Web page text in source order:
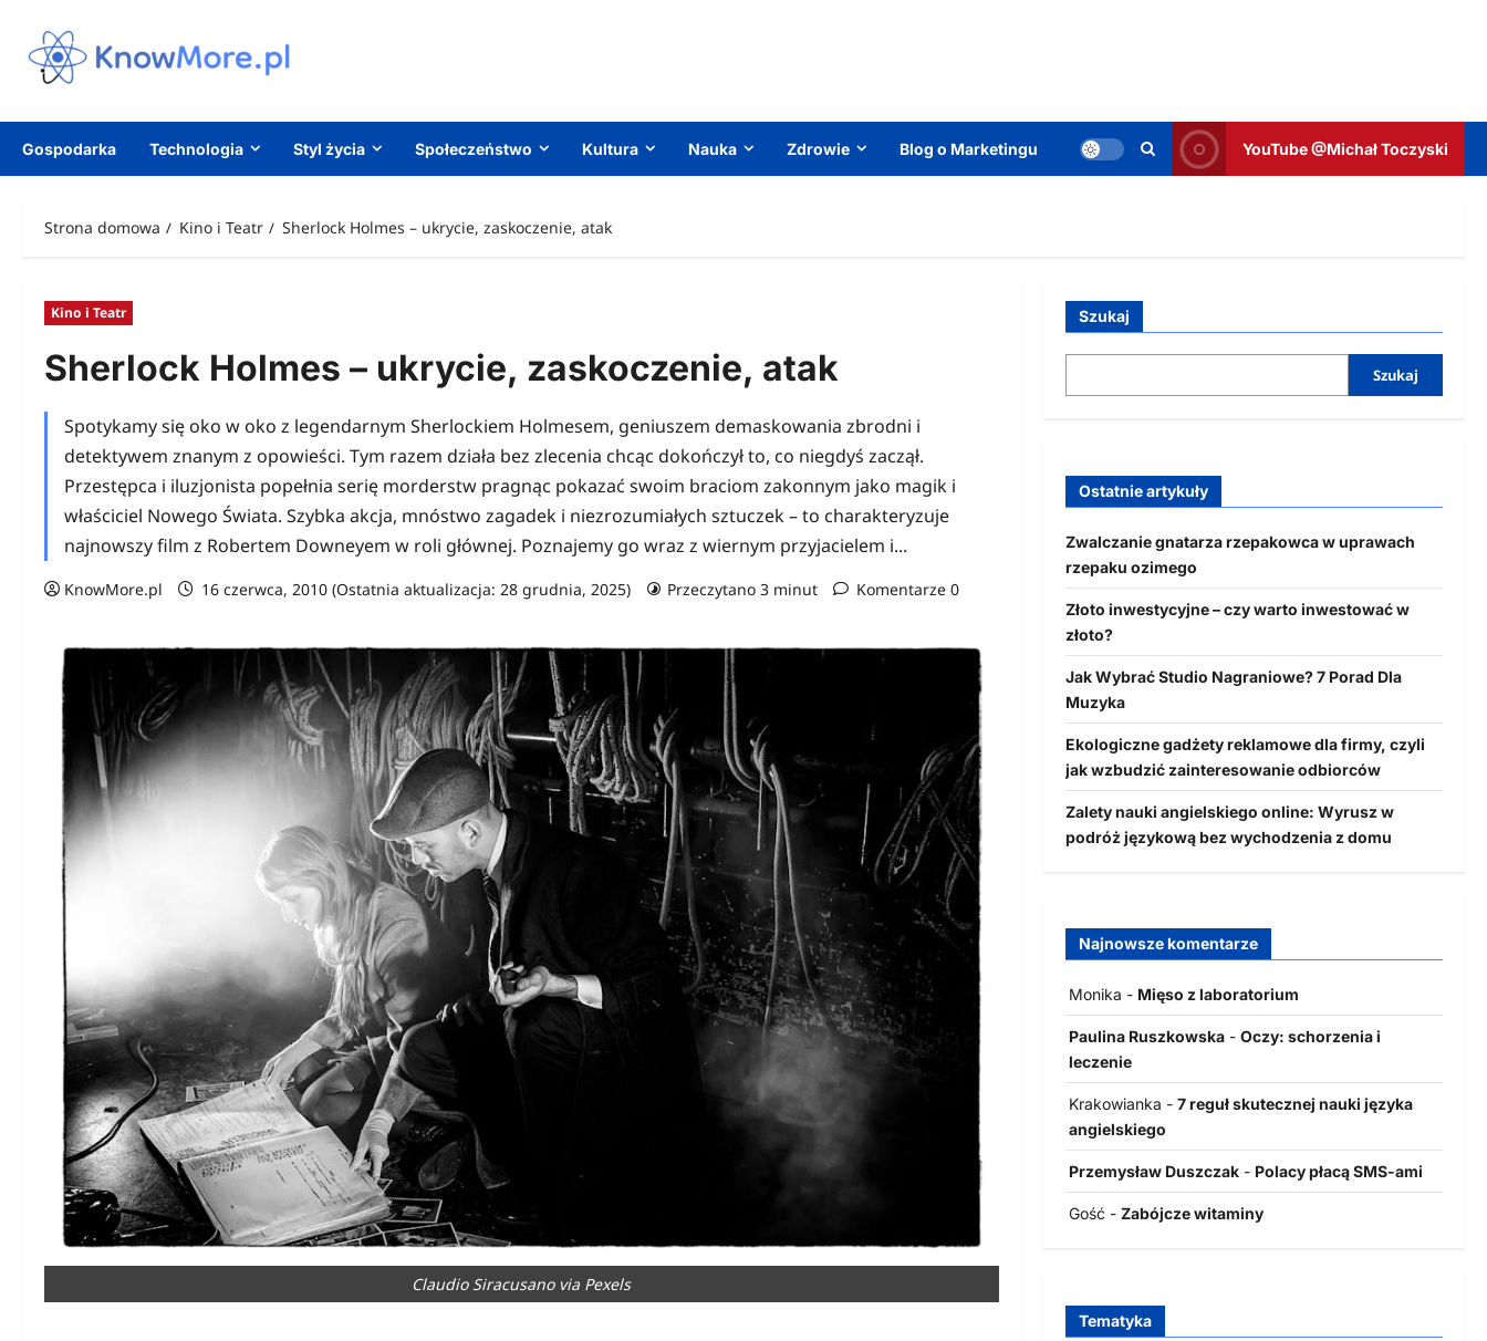
treści
Gospodarka Technologia Styl życia Społeczeństwo Kultura Nauka Zdrowie Blog o Marketingu YouTube @Michał Toczyski
Strona domowa Kino i Teatr Sherlock Holmes – ukrycie, zaskoczenie, atak
Kino i Teatr
Sherlock Holmes – ukrycie, zaskoczenie, atak
Spotykamy się oko w oko z legendarnym Sherlockiem Holmesem, geniuszem demaskowania zbrodni i
detektywem znanym z opowieści. Tym razem działa bez zlecenia chcąc dokończył to, co niegdyś zaczął.
Przestępca i iluzjonista popełnia serię morderstw pragnąc pokazać swoim braciom zakonnym jako magik i
właściciel Nowego Świata. Szybka akcja, mnóstwo zagadek i niezrozumiałych sztuczek – to charakteryzuje
najnowszy film z Robertem Downeyem w roli głównej. Poznajemy go wraz z wiernym przyjacielem i...
KnowMore.pl 16 czerwca, 2010 (Ostatnia aktualizacja: 28 grudnia, 2025) Przeczytano 3 minut Komentarze 0
Claudio Siracusano via Pexels
Szukaj
Szukaj
Ostatnie artykuły
Zwalczanie gnatarza rzepakowca w uprawach
rzepaku ozimego
Złoto inwestycyjne – czy warto inwestować w
złoto?
Jak Wybrać Studio Nagraniowe? 7 Porad Dla
Muzyka
Ekologiczne gadżety reklamowe dla firmy, czyli
jak wzbudzić zainteresowanie odbiorców
Zalety nauki angielskiego online: Wyrusz w
podróż językową bez wychodzenia z domu
Najnowsze komentarze
Monika - Mięso z laboratorium
Paulina Ruszkowska- Oczy: schorzenia i
leczenie
Krakowianka - 7 reguł skutecznej nauki języka
angielskiego
Przemysław Duszczak- Polacy płacą SMS-ami
Gość - Zabójcze witaminy
Tematyka